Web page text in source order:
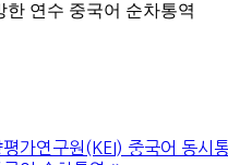
연수 중국어 순차통역
가연구원(KEI) 중국어 동시